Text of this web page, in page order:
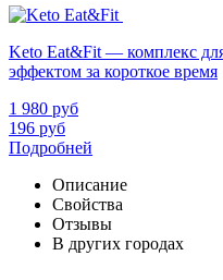
Keto Eat&Fit — комплекс
эффектом за короткое время
1 980 руб
196 руб
Подробней
Описание
Свойства
Отзывы
В других городах